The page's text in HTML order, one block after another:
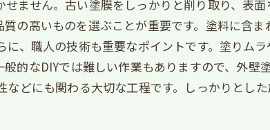
ません。古い塗膜をしっかりと削り取り、表
の高いものを選ぶことが重要です。塗料に含
、職人の技術も重要なポイントです。塗りム
的なDIYでは難しい作業もありますので、外壁
どにも関わる大切な工程です。しっかりとし